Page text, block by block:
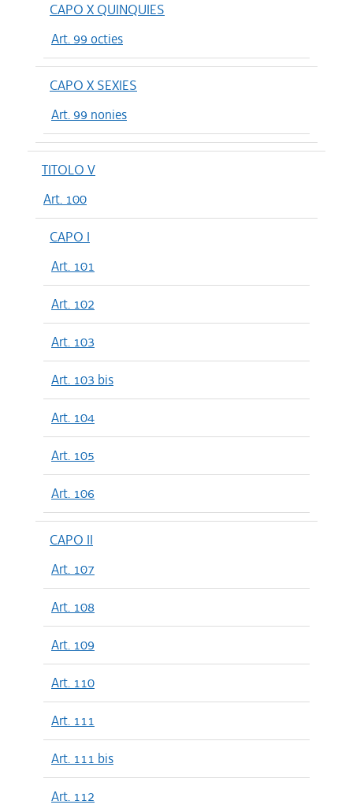
CAPO X QUINQUIES
Art. 99 octies
CAPO X SEXIES
Art. 99 nonies
TITOLO V
Art. 100
CAPO I
Art. 101
Art. 102
Art. 103
Art. 103 bis
Art. 104
Art. 105
Art. 106
CAPO II
Art. 107
Art. 108
Art. 109
Art. 110
Art. 111
Art. 111 bis
Art. 112